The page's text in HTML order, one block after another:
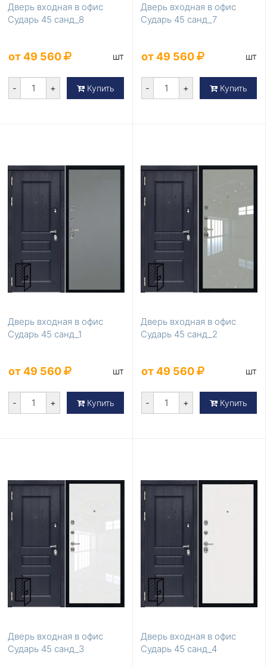
Дверь входная в офис
Сударь 45 санд_8
от 49 560 шт
- + Купить
Дверь входная в офис
Сударь 45 санд_7
от 49 560 шт
- + Купить
Дверь входная в офис
Сударь 45 санд_1
от 49 560 шт
- + Купить
Дверь входная в офис
Сударь 45 санд_2
от 49 560 шт
- + Купить
Дверь входная в офис
Сударь 45 санд_3
Дверь входная в офис
Сударь 45 санд_4